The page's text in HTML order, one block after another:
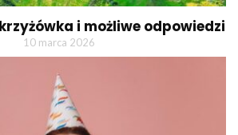
i możliwe odpowiedzi
10 marca 2026